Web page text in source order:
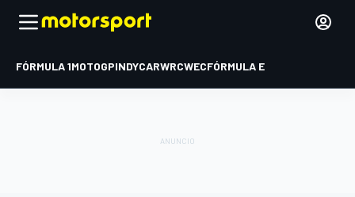
FÓRMULA 1MOTOGPINDYCARWRCWECFÓRMULA E